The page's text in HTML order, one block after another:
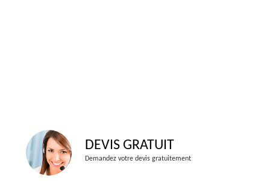
DEVIS GRATUIT
Demandez votre devis gratuitement